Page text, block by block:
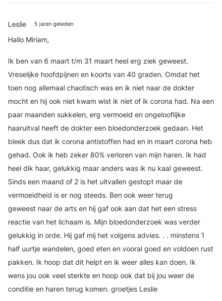
Leslie 5 jaren geleden
Hallo Miriam,
Ik ben van 6 maart t/m 31 maart heel erg ziek geweest.
Vreselijke hoofdpijnen en koorts van 40 graden. Omdat het
toen nog allemaal chaotisch was en ik niet naar de dokter
mocht en hij ook niet kwam wist ik niet of ik corona had. Na een
paar maanden sukkelen, erg vermoeid en ongelooflijke
haaruitval heeft de dokter een bloedonderzoek gedaan. Het
bleek dus dat ik corona antistoffen had en in maart corona heb
gehad. Ook ik heb zeker 80% verloren van mijn haren. Ik had
heel dik haar, gelukkig maar anders was ik nu kaal geweest.
Sinds een maand of 2 is het uitvallen gestopt maar de
vermoeidheid is er nog steeds. Ben ook weer terug
geweest naar de arts en hij gaf ook aan dat het een stress
reactie van het lichaam is. Mijn bloedonderzoek was verder
gelukkig in orde. Hij gaf mij het volgens advies. . . minstens 1
half uurtje wandelen, goed eten en vooral goed en voldoen rust
pakken. Ik hoop dat dit helpt en ik weer alles kan doen. Ik
wens jou ook veel sterkte en hoop ook dat bij jou weer de
conditie en haren terug komen. groetjes Leslie